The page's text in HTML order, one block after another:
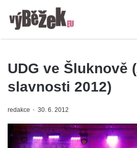
UDG ve Šluknově
slavnosti 2012)
redakce 30. 6. 2012